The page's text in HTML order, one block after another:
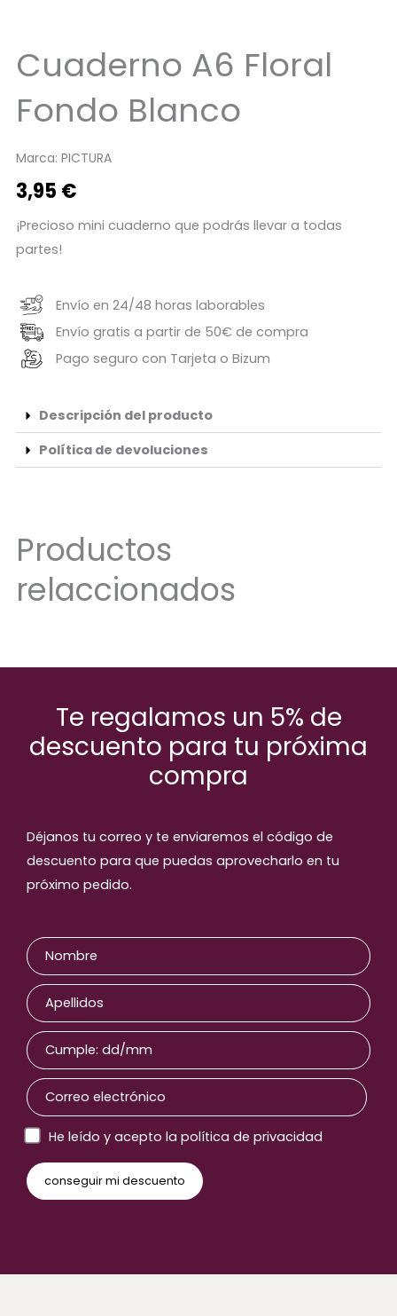
Cuaderno A6 Floral
Fondo Blanco
Marca: PICTURA
3,95 €
¡Precioso mini cuaderno que podrás llevar a todas
partes!
Envío en 24/48 horas laborables
Envío gratis a partir de 50€ de compra
Pago seguro con Tarjeta o Bizum
Descripción del producto
Política de devoluciones
Productos
relaccionados
Te regalamos un 5% de
descuento para tu próxima
compra
Déjanos tu correo y te enviaremos el código de
descuento para que puedas aprovecharlo en tu
próximo pedido.
He leído y acepto la política de privacidad